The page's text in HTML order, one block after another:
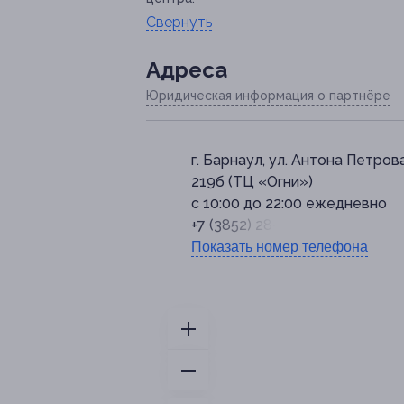
Свернуть
Адресa
Юридическая информация о партнёре
г. Барнаул, ул. Антона
219б (ТЦ «Огни»)
с 10:00 до 22:00 ежедневно
+7 (3852) 28-26-64
Показать номер телефона